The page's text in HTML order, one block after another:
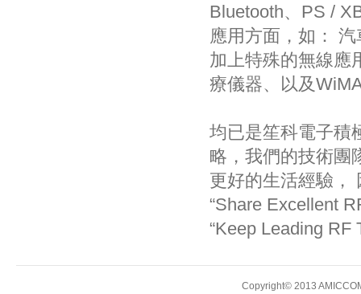
Bluetooth、PS /
應用方面，如：
加上特殊的無線應
療儀器、以及
均已是笙科電子積
略，我們的技術團
更好的生活經驗，
“Share Excellent
“Keep Leading RF
Copyright© 2013